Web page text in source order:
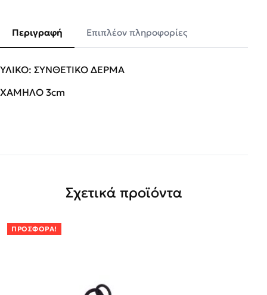
Περιγραφή Επιπλέον πληροφορίες
ΥΛΙΚΟ: ΣΥΝΘΕΤΙΚΟ ΔΕΡΜΑ
ΧΑΜΗΛΟ 3cm
Σχετικά προϊόντα
ΠΡΟΣΦΟΡΆ!